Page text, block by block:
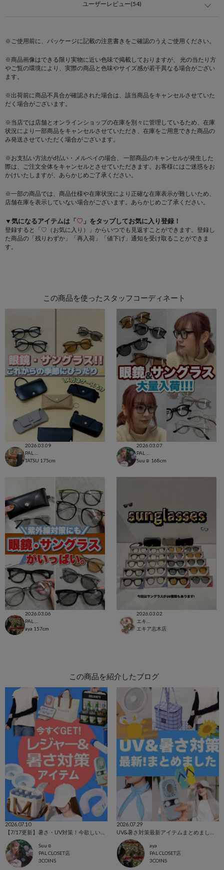
ユーザーレビュー(54)
※ご使用前に、パッケージに記載の注意書きをご確認のうえご使用ください。
※商品画像はできる限り実物に近い色味で掲載しておりますが、 光の当たり方
やご覧の環境により、実際の商品と色味やサイズ感が若干異なる場合がござい
ます。
※出荷前に商品不具合が確認された場合は、該当商品をキャンセルさせていた
だく場合がございます。
※当店では店舗とオンラインショップの在庫を別々に管理しているため、在庫
状況により一部商品をキャンセルさせていただき、在庫をご用意できた商品の
み発送させていただく場合がございます。
※お支払い方法がd払い・メルペイの場合、 一部商品のキャンセルが発生した
際は、ご注文全体をキャンセルとさせていただきます。お客様にはご迷惑をお
かけいたしますが、あらかじめご了承ください。
※一部の商品では、商品仕様や在庫状況により正確な在庫表示が難しいため、
店舗在庫を表示していない場合がございます。あらかじめご了承ください。
▼気になるアイテムは「♡ 」をタップしてお気に入り登録！
登録すると「♡（お気に入り）」からいつでも見返すことができます。登録し
た商品の「残りわずか」「再入荷」「値下げ」通知を受け取ることができま
す。
この商品を使ったスタッフコーディネート
2026.03.09
TATSU 175cm
2026.03.07
Suu☺︎ 168cm
2026.03.06
aya 157cm
2026.03.02
エキア志木店
この商品を紹介したブログ
2026.07.10
Suu☺︎
PAL CLOSET店
3COINS
2026.07.29
aya
PAL CLOSET店
3COINS